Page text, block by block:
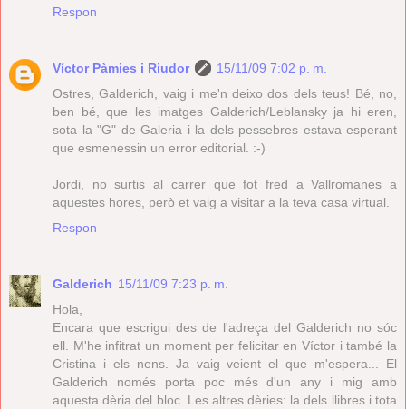
Respon
Víctor Pàmies i Riudor
15/11/09 7:02 p. m.
Ostres, Galderich, vaig i me'n deixo dos dels teus! Bé, no,
ben bé, que les imatges Galderich/Leblansky ja hi eren,
sota la "G" de Galeria i la dels pessebres estava esperant
que esmenessin un error editorial. :-)
Jordi, no surtis al carrer que fot fred a Vallromanes a
aquestes hores, però et vaig a visitar a la teva casa virtual.
Respon
Galderich 15/11/09 7:23 p. m.
Hola,
Encara que escrigui des de l'adreça del Galderich no sóc
ell. M'he infitrat un moment per felicitar en Víctor i també la
Cristina i els nens. Ja vaig veient el que m'espera... El
Galderich només porta poc més d'un any i mig amb
aquesta dèria del bloc. Les altres dèries: la dels llibres i tota